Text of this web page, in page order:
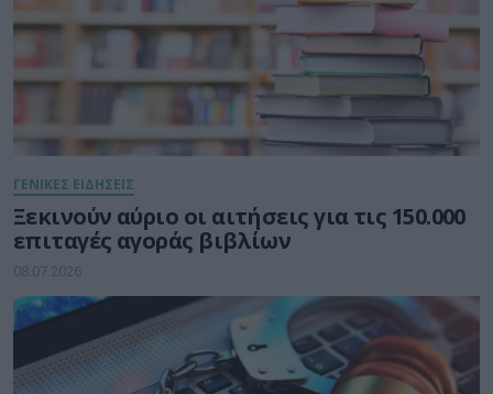
ΓΕΝΙΚΕΣ ΕΙΔΗΣΕΙΣ
Ξεκινούν αύριο οι αιτήσεις για τις 150.000
επιταγές αγοράς βιβλίων
08.07.2026